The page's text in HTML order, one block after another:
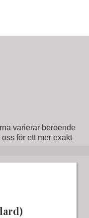
varierar beroende
för ett mer exakt